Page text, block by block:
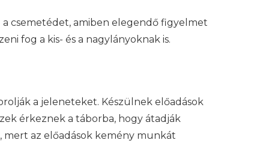
csemetédet, amiben elegendő figyelmet
fog a kis- és a nagylányoknak is.
a jeleneteket. Készülnek előadások
érkeznek a táborba, hogy átadják
mert az előadások kemény munkát